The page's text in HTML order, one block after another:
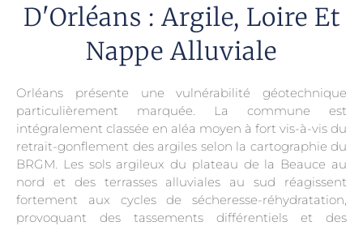
D'Orléans : Argile, Loire Et
Nappe Alluviale
Orléans présente une vulnérabilité géotechnique
particulièrement marquée. La commune est
intégralement classée en aléa moyen à fort vis-à-vis du
retrait-gonflement des argiles selon la cartographie du
BRGM. Les sols argileux du plateau de la Beauce au
nord et des terrasses alluviales au sud réagissent
fortement aux cycles de sécheresse-réhydratation,
provoquant des tassements différentiels et des